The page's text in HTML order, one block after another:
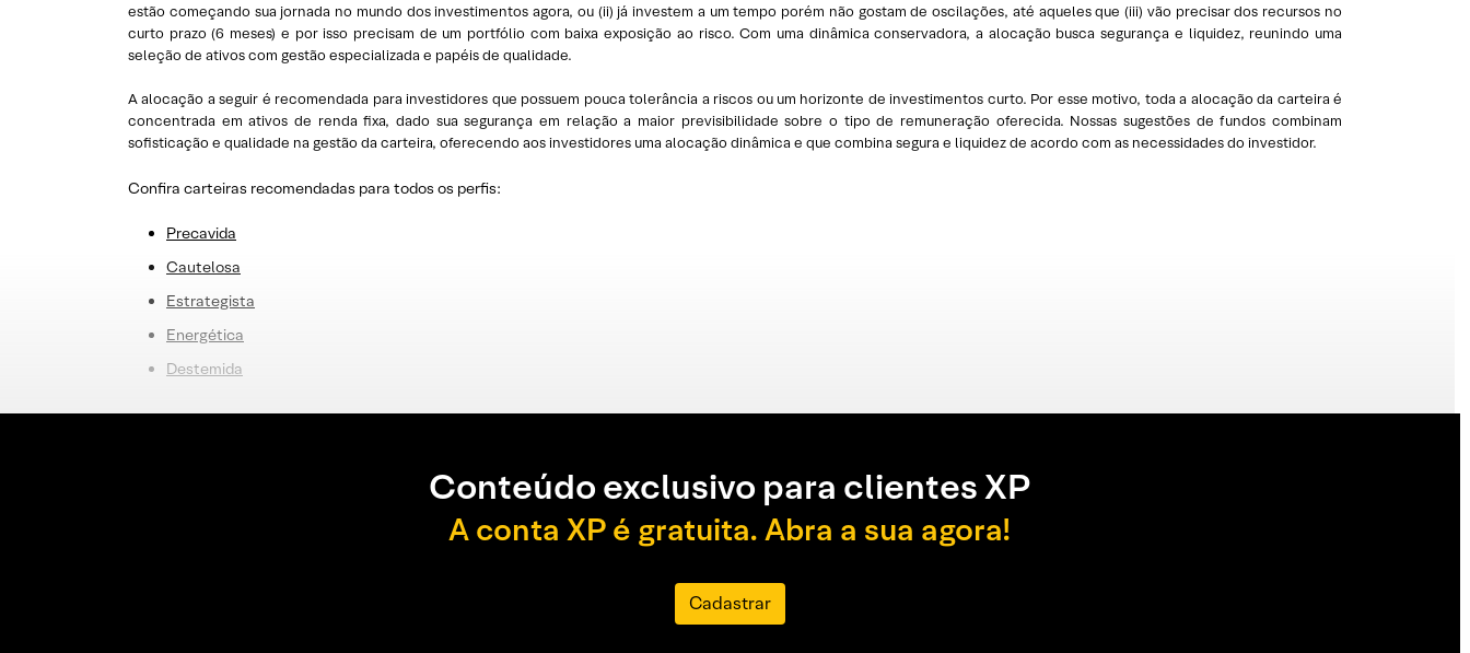
estão começando sua jornada no mundo dos investimentos agora, ou (ii) já investem a um tempo porém não gostam de oscilações, até aqueles que (iii) vão precisar dos recursos no
curto prazo (6 meses) e por isso precisam de um portfólio com baixa exposição ao risco. Com uma dinâmica conservadora, a alocação busca segurança e liquidez, reunindo uma
seleção de ativos com gestão especializada e papéis de qualidade.
A alocação a seguir é recomendada para investidores que possuem pouca tolerância a riscos ou um horizonte de investimentos curto. Por esse motivo, toda a alocação da carteira é
concentrada em ativos de renda fixa, dado sua segurança em relação a maior previsibilidade sobre o tipo de remuneração oferecida. Nossas sugestões de fundos combinam
sofisticação e qualidade na gestão da carteira, oferecendo aos investidores uma alocação dinâmica e que combina segura e liquidez de acordo com as necessidades do investidor.
Confira carteiras recomendadas para todos os perfis:
Precavida
Cautelosa
Estrategista
Energética
Destemida
Conteúdo exclusivo para clientes XP
A conta XP é gratuita. Abra a sua agora!
Cadastrar